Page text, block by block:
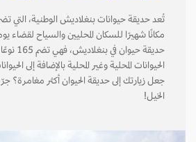
مكانًا شهيرًا للسكان المحليين والسياح لقضاء
حديقة حيوان في
الحيوانات المحلية وغير المحلية بالإضافة إلى
جعل زيارتك إلى حديقة الحيوان أكثر مغامرة؟ جرّب
الخيل!